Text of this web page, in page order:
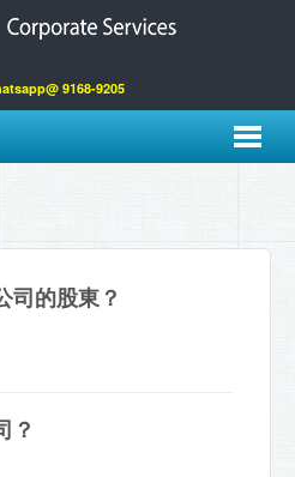
9168-9205
司的股東？
？